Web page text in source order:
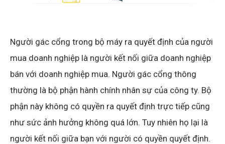
Người gác cổng trong bộ máy ra quyết định của người
mua doanh nghiệp là người kết nối giữa doanh nghiệp
bán với doanh nghiệp mua. Người gác cổng thông
thường là bộ phận hành chính nhân sự của công ty. Bộ
phận này không có quyền ra quyết định trực tiếp cũng
như sức ảnh hưởng không quá lớn. Tuy nhiên họ lại là
người kết nối giữa bạn với người có quyền quyết định.